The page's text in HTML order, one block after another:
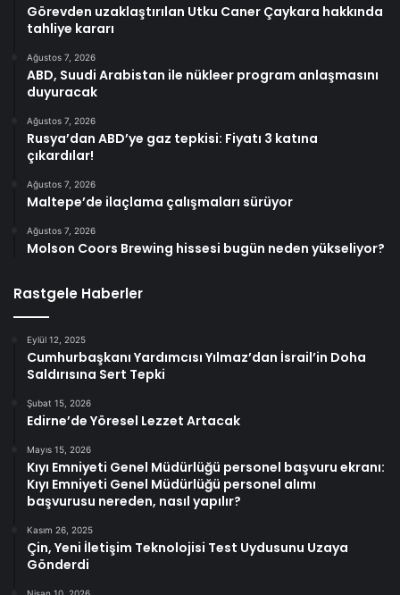
Görevden uzaklaştırılan Utku Caner Çaykara hakkında
tahliye kararı
Ağustos 7, 2026
ABD, Suudi Arabistan ile nükleer program anlaşmasını
duyuracak
Ağustos 7, 2026
Rusya’dan ABD’ye gaz tepkisi: Fiyatı 3 katına
çıkardılar!
Ağustos 7, 2026
Maltepe’de ilaçlama çalışmaları sürüyor
Ağustos 7, 2026
Molson Coors Brewing hissesi bugün neden yükseliyor?
Rastgele Haberler
Eylül 12, 2025
Cumhurbaşkanı Yardımcısı Yılmaz’dan İsrail’in Doha
Saldırısına Sert Tepki
Şubat 15, 2026
Edirne’de Yöresel Lezzet Artacak
Mayıs 15, 2026
Kıyı Emniyeti Genel Müdürlüğü personel başvuru ekranı:
Kıyı Emniyeti Genel Müdürlüğü personel alımı
başvurusu nereden, nasıl yapılır?
Kasım 26, 2025
Çin, Yeni İletişim Teknolojisi Test Uydusunu Uzaya
Gönderdi
Nisan 10, 2026